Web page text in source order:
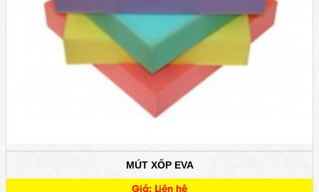
MÚT XỐP EVA
Giá: Liên hệ